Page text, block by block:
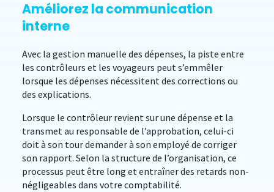
Améliorez la communication
interne
Avec la gestion manuelle des dépenses, la piste entre
les contrôleurs et les voyageurs peut s’emmêler
lorsque les dépenses nécessitent des corrections ou
des explications.
Lorsque le contrôleur revient sur une dépense et la
transmet au responsable de l’approbation, celui-ci
doit à son tour demander à son employé de corriger
son rapport. Selon la structure de l’organisation, ce
processus peut être long et entraîner des retards non-
négligeables dans votre comptabilité.